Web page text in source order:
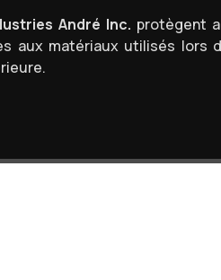
André Inc. protègent
aux matériaux utilisés lors